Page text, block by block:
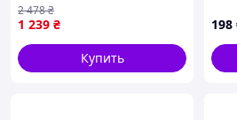
6150 для надежного
ремонта
1 239 ₴
2 478₴
Купить
198